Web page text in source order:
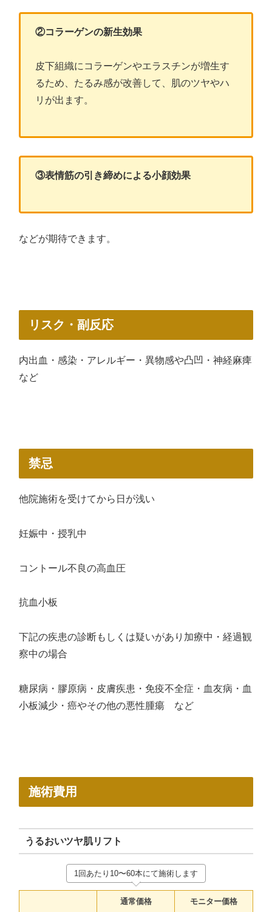
②コラーゲンの新生効果
皮下組織にコラーゲンやエラスチンが増生す
るため、たるみ感が改善して、肌のツヤやハ
リが出ます。
③表情筋の引き締めによる小顔効果
などが期待できます。
リスク・副反応
内出血・感染・アレルギー・異物感や凸凹・神経麻痺
など
禁忌
他院施術を受けてから日が浅い
妊娠中・授乳中
コントール不良の高血圧
抗血小板
下記の疾患の診断もしくは疑いがあり加療中・経過観
察中の場合
糖尿病・膠原病・皮膚疾患・免疫不全症・血友病・血
小板減少・癌やその他の悪性腫瘍 など
施術費用
うるおいツヤ肌リフト
1回あたり10〜60本にて施術します
通常価格 モニター価格